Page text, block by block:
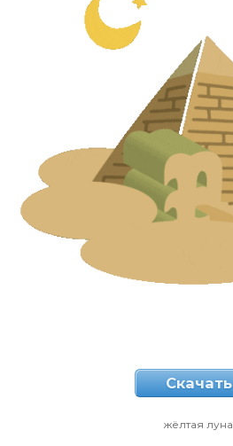
Скачать
жёлтая луна